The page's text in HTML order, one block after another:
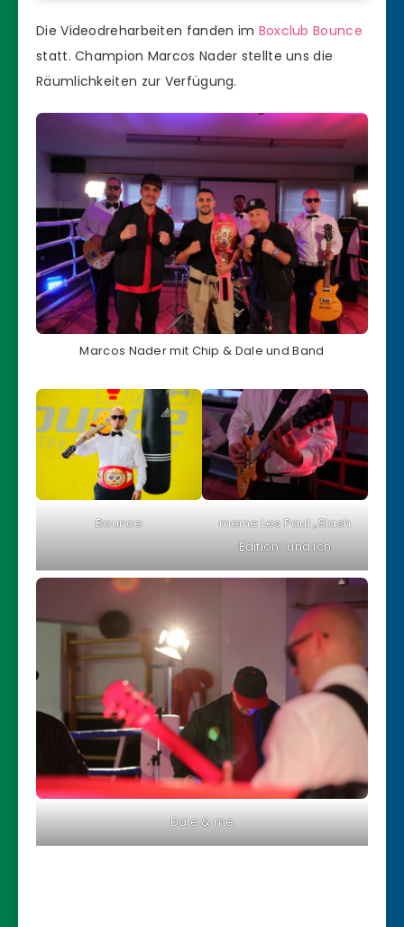
Die Videodreharbeiten fanden im Boxclub Bounce
statt. Champion Marcos Nader stellte uns die
Räumlichkeiten zur Verfügung.
Marcos Nader mit Chip & Dale und Band
Bounce
meine Les Paul „Slash
Edition“ und ich
Dale & me